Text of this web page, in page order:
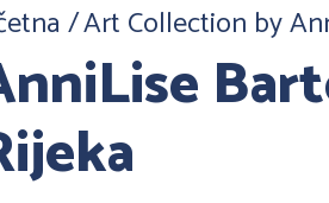
Art Collection by